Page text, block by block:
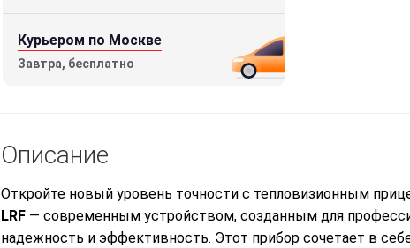
Курьером по Москве
Завтра, бесплатно
Описание
Откройте новый уровень точности с тепловизионным
LRF— современным устройством, созданным для
надежность и эффективность. Этот прибор сочетает в